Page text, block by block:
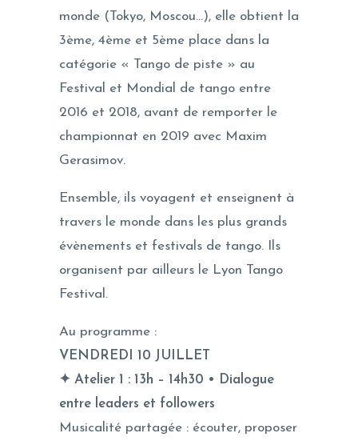
monde (Tokyo, Moscou…), elle obtient la
3ème, 4ème et 5ème place dans la
catégorie « Tango de piste » au
Festival et Mondial de tango entre
2016 et 2018, avant de remporter le
championnat en 2019 avec Maxim
Gerasimov.
Ensemble, ils voyagent et enseignent à
travers le monde dans les plus grands
évènements et festivals de tango. Ils
organisent par ailleurs le Lyon Tango
Festival.
Au programme :
VENDREDI 10 JUILLET
✦ Atelier 1 : 13h – 14h30 • Dialogue
entre leaders et followers
Musicalité partagée : écouter, proposer